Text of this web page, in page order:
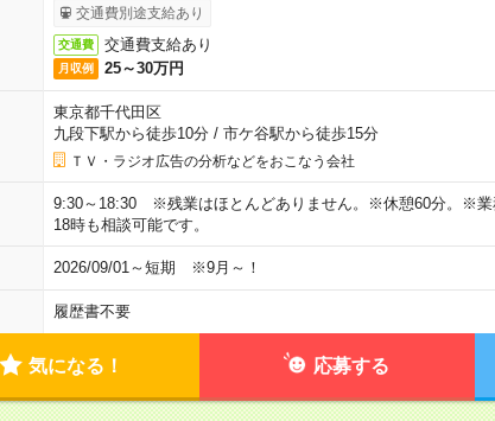
交通費別途支給あり
交通費 交通費支給あり
月収例 25～30万円
東京都千代田区
九段下駅から徒歩10分/ 市ケ谷駅から徒歩15分
ＴＶ・ラジオ広告の分析などをおこなう会社
9:30～18:30 ※残業はほとんどありません。※休憩60分。※業
18時も相談可能です。
2026/09/01～短期 ※9月～！
履歴書不要
気になる！ 応募する